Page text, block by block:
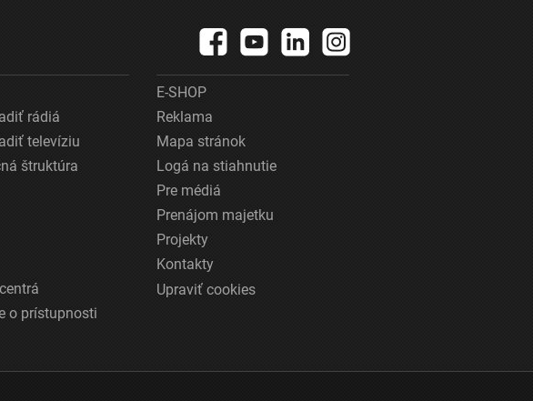
rádiá
televíziu
štruktúra
o prístupnosti
E-SHOP
Reklama
Mapa stránok
Logá na stiahnutie
Pre médiá
Prenájom majetku
Projekty
Kontakty
Upraviť cookies